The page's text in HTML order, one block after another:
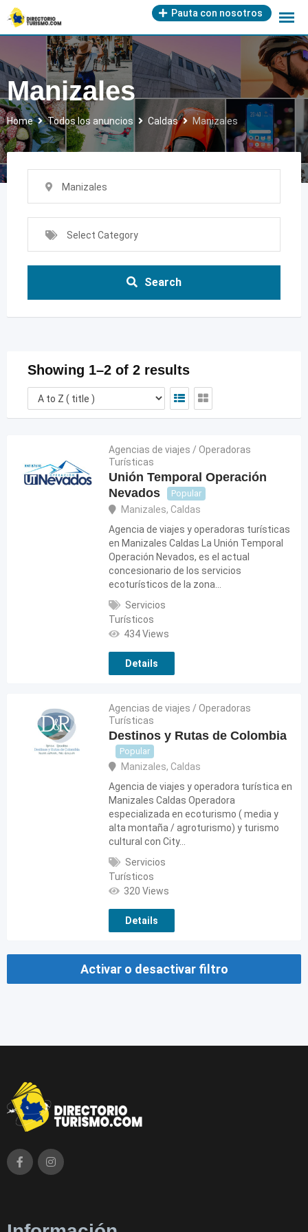
Skip
to
content
Pauta con nosotros
Manizales
Home Todos los anuncios Caldas Manizales
Manizales
Select Category
Search
Showing 1–2 of 2 results
Agencias de viajes / Operadoras
Turísticas
Unión Temporal Operación
Nevados
Popular
Manizales, Caldas
Agencia de viajes y operadoras turísticas
en Manizales Caldas La Unión Temporal
Operación Nevados, es el actual
concesionario de los servicios
ecoturísticos de la zona…
Servicios
Turísticos
434 Views
Details
Agencias de viajes / Operadoras
Turísticas
Destinos y Rutas de Colombia
Popular
Manizales, Caldas
Agencia de viajes y operadora turística en
Manizales Caldas Operadora
especializada en ecoturismo ( media y
alta montaña / agroturismo) y turismo
cultural con City…
Servicios
Turísticos
320 Views
Details
Activar o desactivar filtro